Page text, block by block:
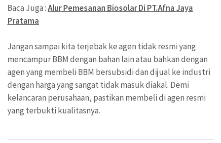
Baca Juga :Alur Pemesanan Biosolar Di PT.Afna Jaya
Pratama
Jangan sampai kita terjebak ke agen tidak resmi yang
mencampur BBM dengan bahan lain atau bahkan dengan
agen yang membeli BBM bersubsidi dan dijual ke industri
dengan harga yang sangat tidak masuk diakal. Demi
kelancaran perusahaan, pastikan membeli di agen resmi
yang terbukti kualitasnya.